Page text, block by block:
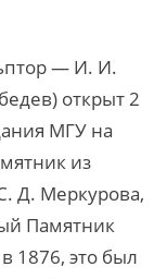
— И. И.
открыт 2
МГУ на
из
Д. Меркурова,
Памятник
1876, это был